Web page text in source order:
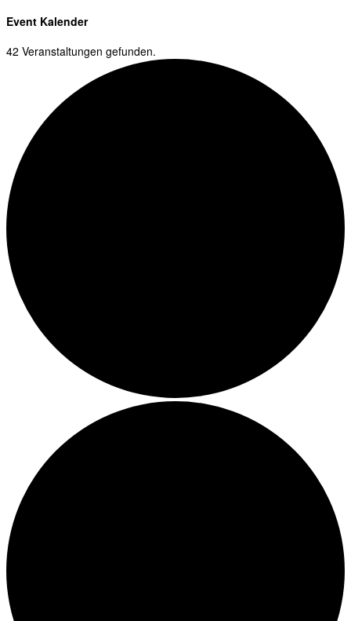
Event Kalender
42 Veranstaltungen gefunden.